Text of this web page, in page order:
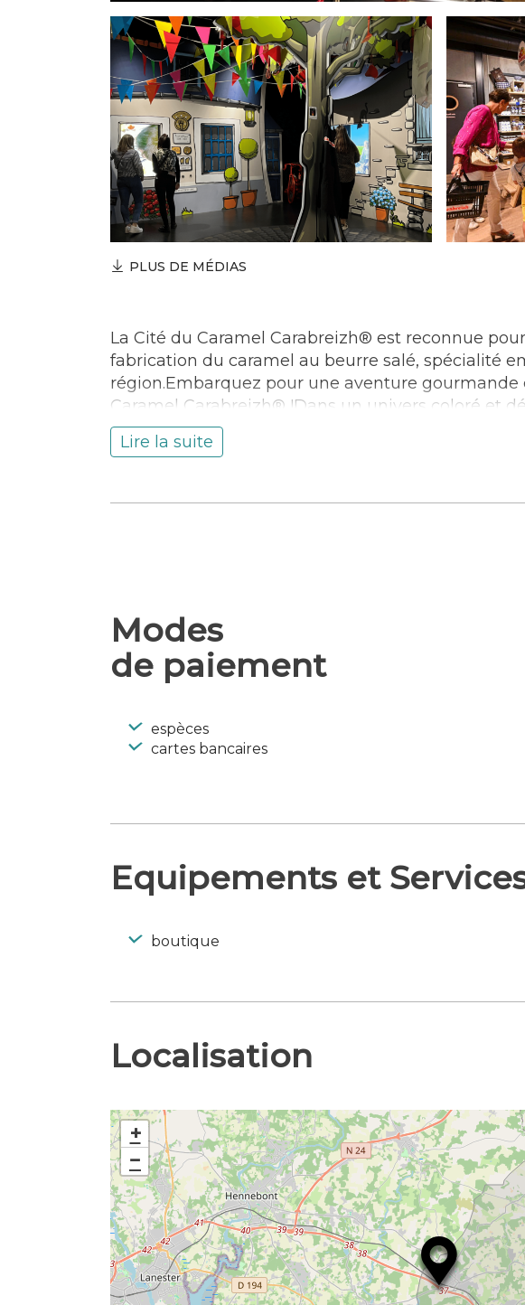
PLUS DE MÉDIAS
La Cité du Caramel Carabreizh® est reconnue
fabrication du caramel au beurre salé, spécialité
région.Embarquez pour une aventure gourmande
Caramel Carabreizh® !Dans un univers coloré et
de leur savoir-faire d’artisan fabricant où une
fabrication des délicieux caramels au beurre salé.
consultez notre site internet
Accessible aux personnes en situation de
législation en vigueur)
Lire la suite
Modes
de paiement
espèces
cartes bancaires
Equipements et
boutique
Localisation
+
−